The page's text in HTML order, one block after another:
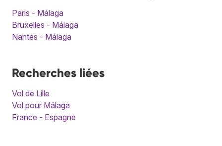
Paris - Málaga
Bruxelles - Málaga
Nantes - Málaga
Recherches liées
Vol de Lille
Vol pour Málaga
France - Espagne